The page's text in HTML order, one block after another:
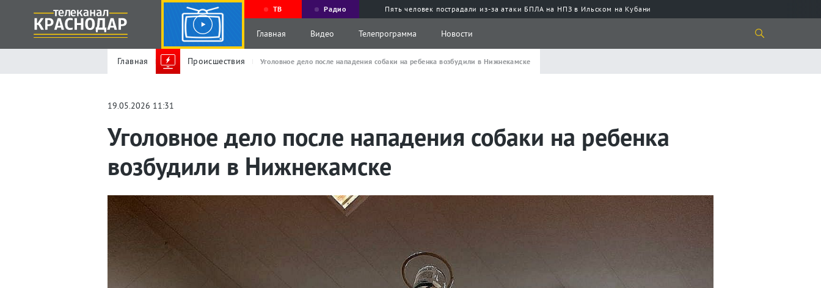
ТВ Радио Пять человек пострадали из-за атаки БПЛА на НПЗ в Ильском на Кубани
Главная Видео Телепрограмма Новости
Главная Происшествия Уголовное дело после нападения собаки на ребенка возбудили в Нижнекамске
19.05.2026 11:31
Уголовное дело после нападения собаки на ребенка
возбудили в Нижнекамске